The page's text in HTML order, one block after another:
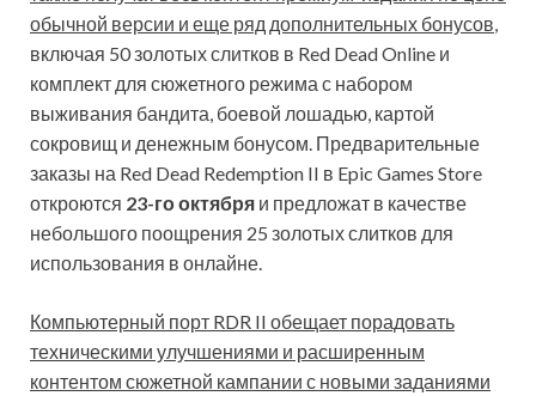
обычной версии и еще ряд дополнительных бонусов
включая 50 золотых слитков в Red Dead Online и
комплект для сюжетного режима с набором
выживания бандита, боевой лошадью, картой
сокровищ и денежным бонусом. Предварительные
заказы на Red Dead Redemption II в Epic Games Store
откроются 23-го октября и предложат в качестве
небольшого поощрения 25 золотых слитков для
использования в онлайне.
Компьютерный порт RDR II обещает порадовать
техническими улучшениями и расширенным
контентом сюжетной кампании с новыми заданиями